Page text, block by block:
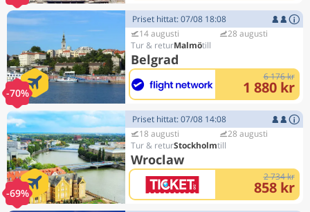
-70%
Priset hittat: 07/08 18:08
14 augusti
Malmö
Belgrad
28 augusti
6 176 kr
1 880 kr
-69%
Priset hittat: 07/08 14:08
18 augusti
Stockholm
Wroclaw
28 augusti
2 734 kr
858 kr